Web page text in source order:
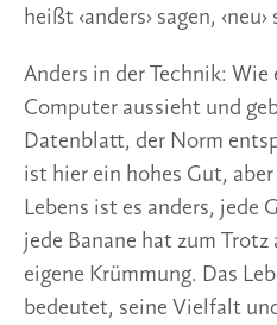
heißt ‹anders› sagen,
Anders in der Technik: Wie
Computer aussieht und
Datenblatt, der Norm
ist hier ein hohes Gut,
Lebens ist es anders, jede
jede Banane hat zum
eigene Krümmung. Das
bedeutet, seine Vielfalt